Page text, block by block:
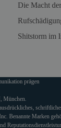
Die Macht
Shitstorm im
prägen
München.
Benannte Marken